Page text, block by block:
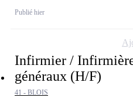
Publié hier
Infirmier /
généraux (H/F)
41 - BLOIS